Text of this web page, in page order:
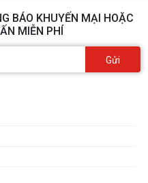
BÁO KHUYẾN MẠI HOẶC
MIỄN PHÍ
Gửi